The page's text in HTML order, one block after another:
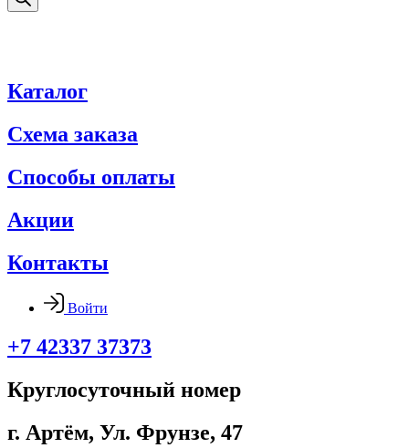
Каталог
Схема заказа
Способы оплаты
Акции
Контакты
Войти
+7 42337 37373
Круглосуточный номер
г. Артём, ​Ул. Фрунзе, 47